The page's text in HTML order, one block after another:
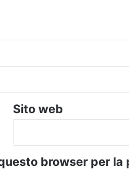
Sito web
browser per la